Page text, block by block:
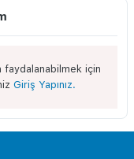
faydalanabilmek için
Giriş Yapınız.